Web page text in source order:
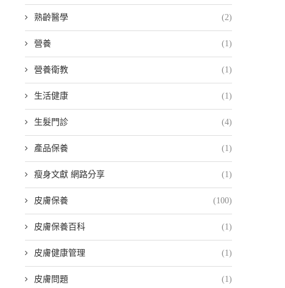
熟齡醫學 (2)
營養 (1)
營養衛教 (1)
生活健康 (1)
生髮門診 (4)
產品保養 (1)
瘦身文獻 網路分享 (1)
皮膚保養 (100)
皮膚保養百科 (1)
皮膚健康管理 (1)
皮膚問題 (1)